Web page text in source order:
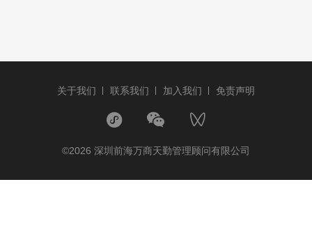
关于我们 联系我们 加入我们 免责声明
©2026 深圳前海万商天勤管理顾问有限公司